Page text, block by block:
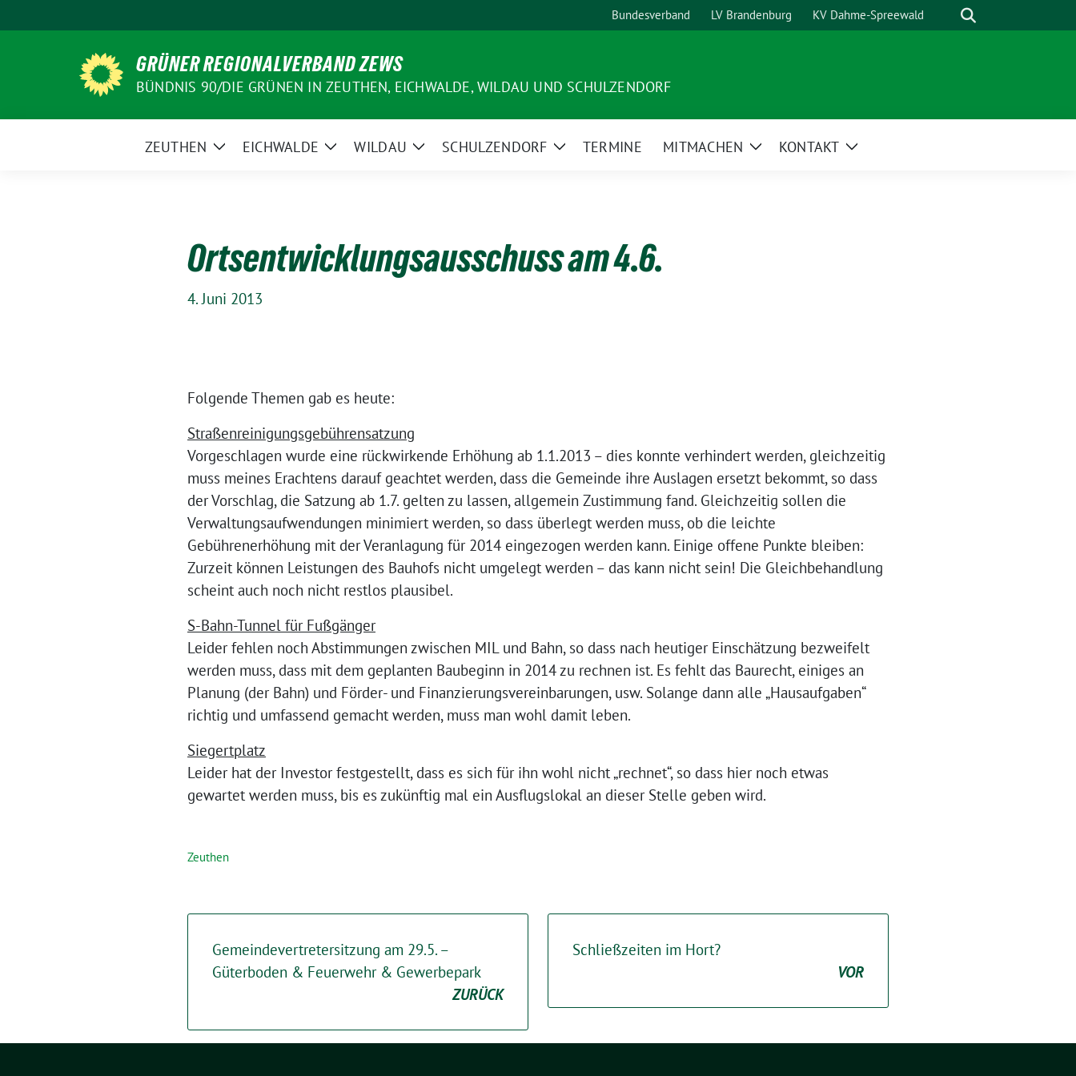
zum
Bundesverband LV Brandenburg KV Dahme-Spreewald Suche
GRÜNER REGIONALVERBAND ZEWS
BÜNDNIS 90/DIE GRÜNEN IN ZEUTHEN, EICHWALDE, WILDAU UND SCHULZENDORF
ZEUTHEN
ZeigeEICHWALDE
ZeigeWILDAU
ZeigeSCHULZENDORF
ZeigeTERMINE MITMACHEN
ZeigeKONTAKT
Zeige
Ortsentwicklungsausschuss am 4.6.
4. Juni 2013
Folgende Themen gab es heute:
Straßenreinigungsgebührensatzung
Vorgeschlagen wurde eine rückwirkende Erhöhung ab 1.1.2013 – dies konnte verhindert werden, gleichzeitig
muss meines Erachtens darauf geachtet werden, dass die Gemeinde ihre Auslagen ersetzt bekommt, so dass
der Vorschlag, die Satzung ab 1.7. gelten zu lassen, allgemein Zustimmung fand. Gleichzeitig sollen die
Verwaltungsaufwendungen minimiert werden, so dass überlegt werden muss, ob die leichte
Gebührenerhöhung mit der Veranlagung für 2014 eingezogen werden kann. Einige offene Punkte bleiben:
Zurzeit können Leistungen des Bauhofs nicht umgelegt werden – das kann nicht sein! Die Gleichbehandlung
scheint auch noch nicht restlos plausibel.
S-Bahn-Tunnel für Fußgänger
Leider fehlen noch Abstimmungen zwischen MIL und Bahn, so dass nach heutiger Einschätzung bezweifelt
werden muss, dass mit dem geplanten Baubeginn in 2014 zu rechnen ist. Es fehlt das Baurecht, einiges an
Planung (der Bahn) und Förder- und Finanzierungsvereinbarungen, usw. Solange dann alle „Hausaufgaben“
richtig und umfassend gemacht werden, muss man wohl damit leben.
Siegertplatz
Leider hat der Investor festgestellt, dass es sich für ihn wohl nicht „rechnet“, so dass hier noch etwas
gewartet werden muss, bis es zukünftig mal ein Ausflugslokal an dieser Stelle geben wird.
Zeuthen
Gemeindevertretersitzung am 29.5. –
Güterboden & Feuerwehr & Gewerbepark
ZURÜCK
Schließzeiten im Hort?
VOR